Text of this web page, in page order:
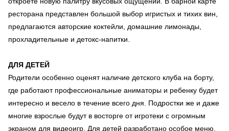
ресторана представлен большой выбор игристых и тихих вин,
предлагаются авторские коктейли, домашние лимонады,
прохладительные и детокс-напитки.
ДЛЯ ДЕТЕЙ
Родители особенно оценят наличие детского клуба на борту,
где работают профессиональные аниматоры и ребенку будет
интересно и весело в течение всего дня. Подростки же и даже
многие взрослые будут в восторге от игротеки с огромным
экраном для видеоигр. Для детей разработано особое меню,